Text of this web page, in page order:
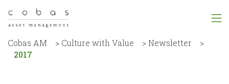
Cobas AM > Culture with Value >Newsletter
>
2017